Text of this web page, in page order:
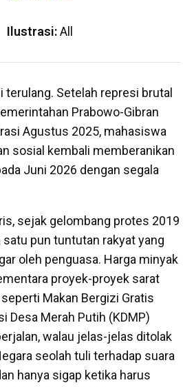
Ilustrasi:All
terulang. Setelah represi brutal
Prabowo-Gibran
Agustus 2025, mahasiswa
sosial kembali memberanikan
Juni 2026 dengan segala
sejak gelombang protes 2019
satu pun tuntutan rakyat yang
oleh penguasa. Harga minyak
proyek-proyek sarat
Makan Bergizi Gratis
Desa Merah Putih (KDMP)
walau jelas-jelas ditolak
seolah tuli terhadap suara
hanya sigap ketika harus